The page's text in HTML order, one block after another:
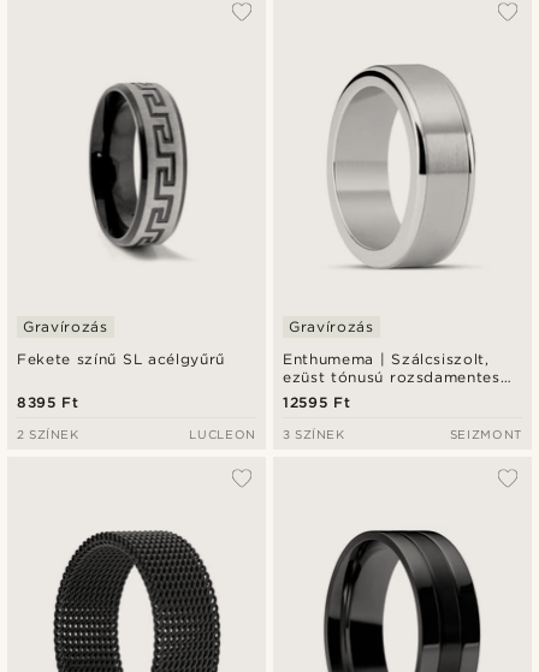
Fekete színű SL acélgyűrű
Gravírozás
8395 Ft
2 SZÍNEK LUCLEON
Enthumema | Szálcsiszolt,
ezüst tónusú rozsdamentes
acél Fidget gyűrű - 8 mm
Gravírozás
12595 Ft
3 SZÍNEK SEIZMONT